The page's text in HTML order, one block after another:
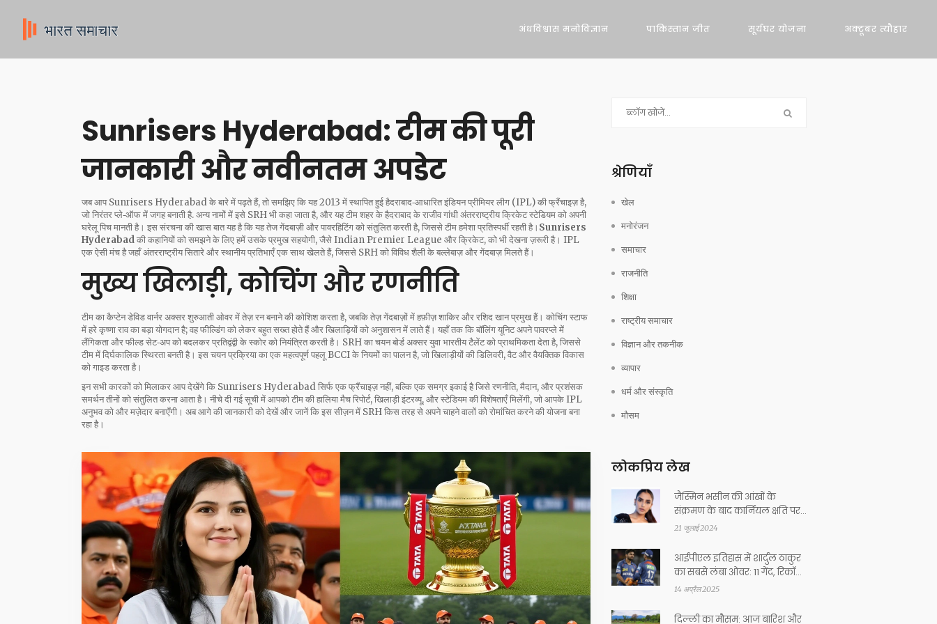
अंधविश्वास मनोविज्ञान पाकिस्तान जीत सूर्यघर योजना अक्टूबर त्यौहार
Sunrisers Hyderabad: टीम की पूरी
जानकारी और नवीनतम अपडेट
जब आपSunrisers Hyderabadके बारे में पढ़ते हैं, तो समझिए कि यह 2013 में स्थापित हुई हैदराबाद‑आधारितइंडियन प्रीमियर लीग (IPL) की फ्रैंचाइज़ है,
जो निरंतर प्ले‑ऑफ में जगह बनाती है. अन्य नामों में इसे SRHभी कहा जाता है, और यह टीम शहर केहैदराबादके राजीव गांधी अंतरराष्ट्रीय क्रिकेट स्टेडियम को अपनी
घरेलू पिच मानती है। इस संरचना की खास बात यह है कि यह तेज गेंदबाज़ी और पावरहिटिंग को संतुलित करती है, जिससे टीम हमेशा प्रतिस्पर्धी रहती है। Sunrisers
Hyderabadकी कहानियों को समझने के लिए हमें उसके प्रमुख सहयोगी, जैसे Indian Premier League औरक्रिकेट, को भी देखना ज़रूरी है। IPL
एक ऐसी मंच है जहाँ अंतरराष्ट्रीय सितारे और स्थानीय प्रतिभाएँ एक साथ खेलते हैं, जिससे SRH को विविध शैली के बल्लेबाज़ और गेंदबाज़ मिलते हैं।
मुख्य खिलाड़ी, कोचिंग और रणनीति
टीम का कैप्टेन डेविड वार्नर अक्सर शुरुआती ओवर में तेज़ रन बनाने की कोशिश करता है, जबकि तेज़ गेंदबाज़ों में हफ़ीज़ शाकिर और रशिद खान प्रमुख हैं। कोचिंग स्टाफ
में हरे कृष्णा राव का बड़ा योगदान है; वह फील्डिंग को लेकर बहुत सख्त होते हैं और खिलाड़ियों को अनुशासन में लाते हैं। यहाँ तक कि बॉलिंग यूनिट अपने पावरप्ले में
लैंगिकता और फील्ड सेट‑अप को बदलकर प्रतिद्वंद्वी के स्कोर को नियंत्रित करती है। SRH का चयन बोर्ड अक्सर युवा भारतीय टैलेंट को प्राथमिकता देता है, जिससे
टीम में दिर्घकालिक स्थिरता बनती है। इस चयन प्रक्रिया का एक महत्वपूर्ण पहलू BCCIके नियमों का पालन है, जो खिलाड़ीयों की डिलिवरी, वैट और वैयक्तिक विकास
को गाइड करता है।
इन सभी कारकों को मिलाकर आप देखेंगे कि Sunrisers Hyderabad सिर्फ एक फ्रैंचाइज़ नहीं, बल्कि एक समग्र इकाई है जिसे रणनीति, मैदान, और प्रशंसक
समर्थन तीनों को संतुलित करना आता है। नीचे दी गई सूची में आपको टीम की हालिया मैच रिपोर्ट, खिलाड़ी इंटरव्यू, और स्टेडियम की विशेषताएँ मिलेंगी, जो आपके IPL
अनुभव को और मज़ेदार बनाएँगी। अब आगे की जानकारी को देखें और जानें कि इस सीज़न में SRH किस तरह से अपने चाहने वालों को रोमांचित करने की योजना बना
रहा है।
श्रेणियाँ
खेल
मनोरंजन
समाचार
राजनीति
शिक्षा
राष्ट्रीय समाचार
विज्ञान और तकनीक
व्यापार
धर्म और संस्कृति
मौसम
लोकप्रिय लेख
जैस्मिन भसीन की आंखों के
संक्रमण के बाद कार्नियल क्षति पर
अपडेट
21 जुलाई 2024
आईपीएल इतिहास में शार्दुल ठाकुर
का सबसे लंबा ओवर: 11 गेंद, रिकॉर्ड
की बराबरी
14 अप्रैल 2025
दिल्ली का मौसम: आज बारिश और